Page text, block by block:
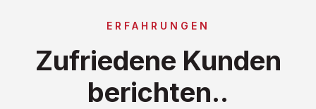
ERFAHRUNGEN
Zufriedene Kunden
berichten..